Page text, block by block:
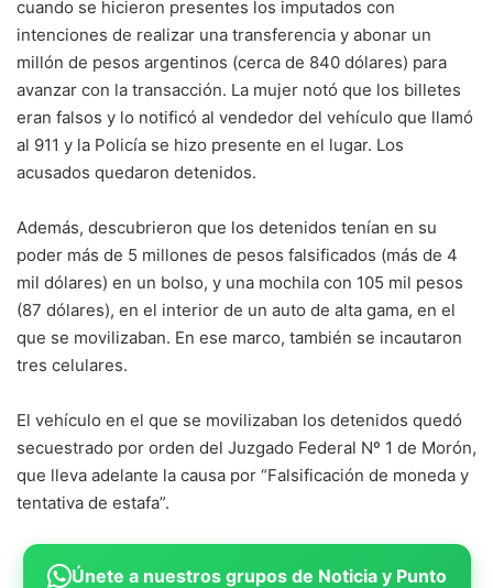
cuando se hicieron presentes los imputados con
intenciones de realizar una transferencia y abonar un
millón de pesos argentinos (cerca de 840 dólares) para
avanzar con la transacción. La mujer notó que los billetes
eran falsos y lo notificó al vendedor del vehículo que llamó
al 911 y la Policía se hizo presente en el lugar. Los
acusados quedaron detenidos.
Además, descubrieron que los detenidos tenían en su
poder más de 5 millones de pesos falsificados (más de 4
mil dólares) en un bolso, y una mochila con 105 mil pesos
(87 dólares), en el interior de un auto de alta gama, en el
que se movilizaban. En ese marco, también se incautaron
tres celulares.
El vehículo en el que se movilizaban los detenidos quedó
secuestrado por orden del Juzgado Federal Nº 1 de Morón,
que lleva adelante la causa por “Falsificación de moneda y
tentativa de estafa”.
Únete a nuestros grupos de Noticia y Punto